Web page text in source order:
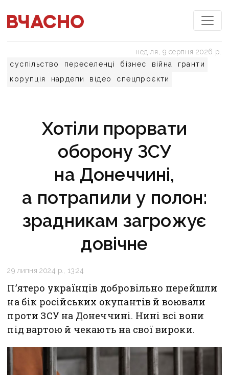
суспільство переселенці бізнес війна
гранти
корупція
нардепи відео спецпроєкти
неділя, 9 серпня 2026 р.
Хотіли прорвати
оборону ЗСУ
на Донеччині,
а потрапили у полон:
зрадникам загрожує
довічне
29 липня 2024 р., 13:24
П’ятеро українців добровільно перейшли
на бік російських окупантів й воювали
проти ЗСУ на Донеччині. Нині всі вони
під вартою й чекають на свої вироки.